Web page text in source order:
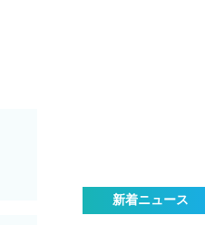
新着ニュース